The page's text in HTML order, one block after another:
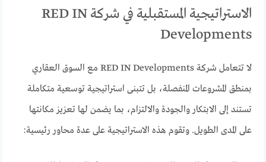
الاستراتيجية المستقبلية في شركة RED IN
Developments
لا تتعامل شركة RED IN Developments مع السوق العقاري
بمنطق المشروعات المنفصلة، بل تتبنى استراتيجية توسعية متكاملة
تستند إلى الابتكار والجودة والالتزام، بما يضمن لها تعزيز مكانتها
على المدى الطويل. وتقوم هذه الاستراتيجية على عدة محاور رئيسية: